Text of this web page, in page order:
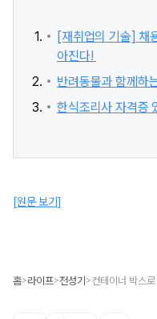
[재취업의 기술] 채
아진다!
반려동물과 함께하
한식조리사 자격증
[원문 보기]
홈>라이프>전성기>컨테이너 박스로